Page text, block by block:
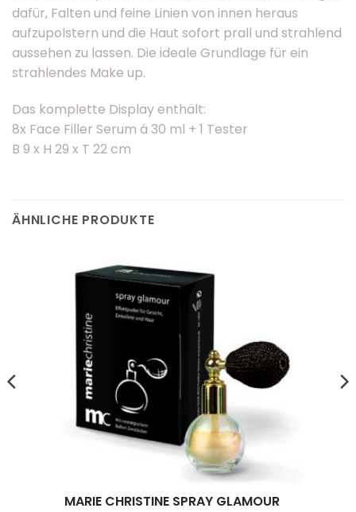
dafür, Falten und feine Linien von innen heraus
aufzupolstern und die Haut sofort prall und strahlend
aussehen zu lassen. Die ideale Grundlage für ein
strahlendes Make up.
Das komplette Display enthält:
8x Face Filler Serum á 30 ml + 1 Tester
B 9 x H 29 x T 22 cm
ÄHNLICHE PRODUKTE
MARIE CHRISTINE SPRAY GLAMOUR